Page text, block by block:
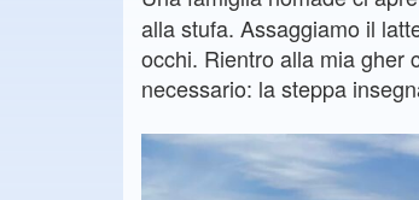
alla stufa. Assaggiamo il
occhi. Rientro alla mia gher
necessario: la steppa